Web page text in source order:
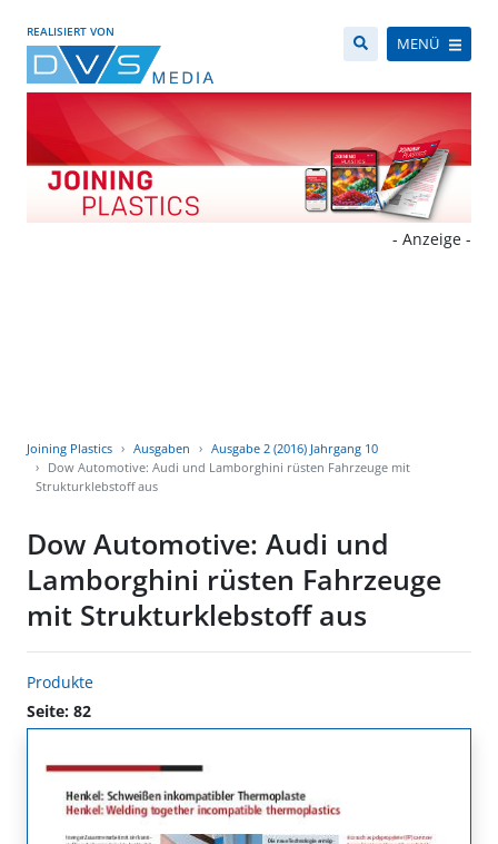
REALISIERT VON
MENÜ
- Anzeige -
Joining Plastics Ausgaben
Ausgabe 2 (2016) Jahrgang 10
Dow Automotive: Audi und Lamborghini rüsten Fahrzeuge mit
Strukturklebstoff aus
Dow Automotive: Audi und
Lamborghini rüsten Fahrzeuge
mit Strukturklebstoff aus
Produkte
Seite: 82